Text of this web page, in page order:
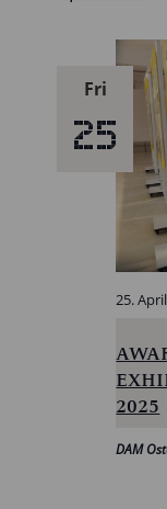
Fri
25
2025
25.
DAM